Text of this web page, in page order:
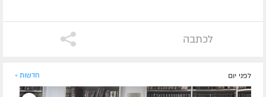
לכתבה
לפני יום חדשות »